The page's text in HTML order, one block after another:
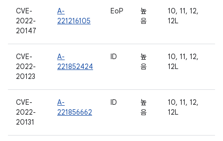
CVE-
2022-
20147
A-
221216105
EoP
높
음
10, 11, 12,
12L
CVE-
2022-
20123
A-
221852424
ID
높
음
10, 11, 12,
12L
CVE-
2022-
20131
A-
221856662
ID
높
음
10, 11, 12,
12L